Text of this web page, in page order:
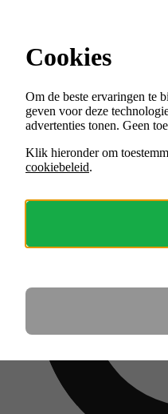
Menu
VACATURES
ORGANISATIES
Cookies
Om de beste ervaringen te
geven voor deze
advertenties tonen. Geen
Klik hieronder om
cookiebeleid.